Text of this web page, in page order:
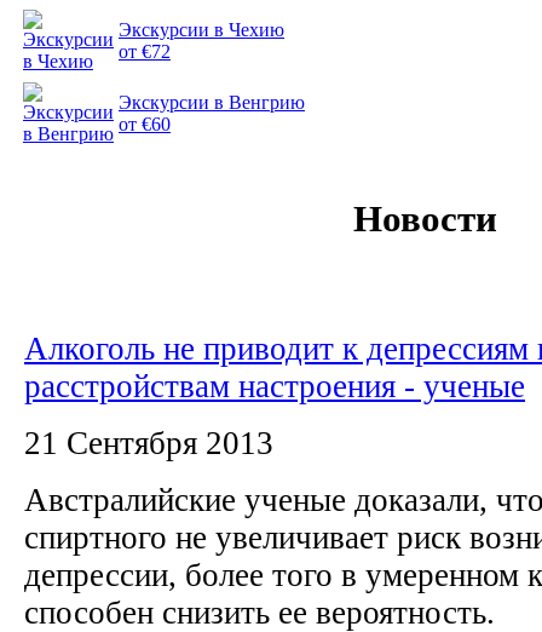
Экскурсии в Чехию
от €72
Экскурсии в Венгрию
от €60
Новости
Алкоголь не приводит к депрессиям
расстройствам настроения - ученые
21 Сентября 2013
Австралийские ученые доказали,
спиртного не увеличивает риск
депрессии, более того в умеренном
способен снизить ее вероятность.